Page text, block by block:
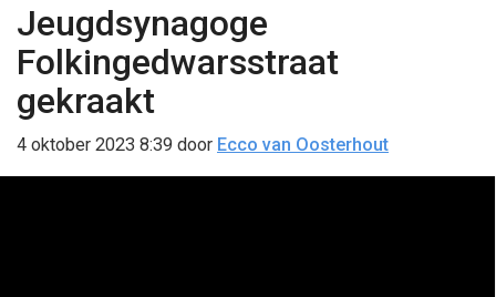
Jeugdsynagoge
Folkingedwarsstraat
gekraakt
4 oktober 2023 8:39 door Ecco van Oosterhout